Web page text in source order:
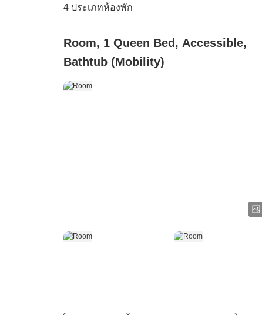
4 ประเภทห้องพัก
Room, 1 Queen Bed, Accessible,
Bathtub (Mobility)